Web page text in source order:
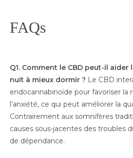
FAQs
Q1. Comment le CBD peut-il aider
nuit à mieux dormir ? Le CBD
endocannabinoïde pour favoriser la
l’anxiété, ce qui peut améliorer la
Contrairement aux somnifères
causes sous-jacentes des troubles
de dépendance.